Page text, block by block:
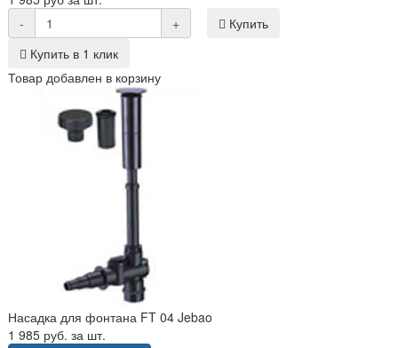
-
+
Купить
Купить в 1 клик
Товар добавлен в корзину
Насадка для фонтана FT 04 Jebao
1 985 руб. за шт.